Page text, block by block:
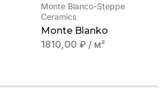
Monte Blanco-Steppe
Ceramics
Monte Blanko
1810,00 ₽ / м²